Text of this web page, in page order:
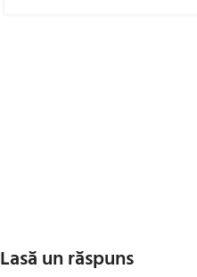
Lasă un răspuns